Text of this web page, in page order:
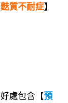
麩質不耐症】
處包含【預